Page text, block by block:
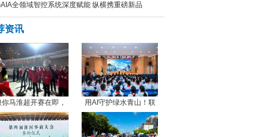
全领域智控系统深度赋能 纵横携重磅新品
资讯
你马淮超开赛在即， 用AI守护绿水青山！联